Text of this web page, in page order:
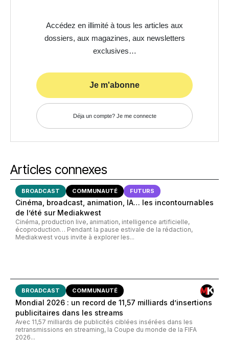
Accédez en illimité à tous les articles aux
dossiers, aux magazines, aux newsletters
exclusives…
Je m'abonne
Déja un compte? Je me connecte
Articles connexes
BROADCAST COMMUNAUTÉ FUTURS
Cinéma, broadcast, animation, IA… les incontournables
de l’été sur Mediakwest
Cinéma, production live, animation, intelligence artificielle,
écoproduction… Pendant la pause estivale de la rédaction,
Mediakwest vous invite à explorer les...
BROADCAST COMMUNAUTÉ
Mondial 2026 : un record de 11,57 milliards d’insertions
publicitaires dans les streams
Avec 11,57 milliards de publicités ciblées insérées dans les
retransmissions en streaming, la Coupe du monde de la FIFA
2026...